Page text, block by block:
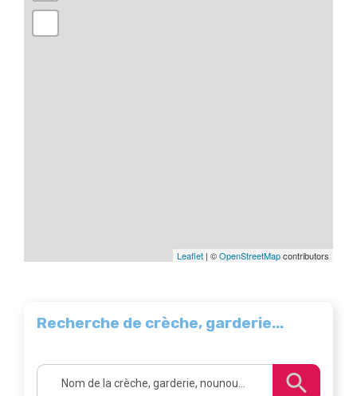
Leaflet | ©OpenStreetMapcontributors
Recherche de crèche, garderie...